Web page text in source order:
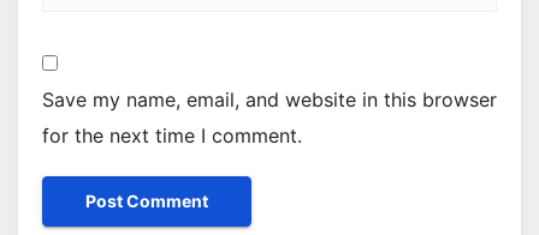
Save my name, email, and website in this browser
for the next time I comment.